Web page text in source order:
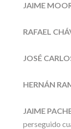
JAIME
RAFAEL
JOSÉ
HERNÁN
JAIME
perseguido